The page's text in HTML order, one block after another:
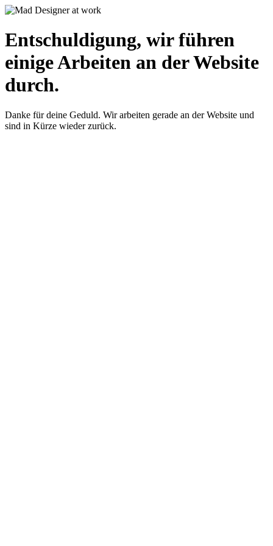
Entschuldigung, wir führen
einige Arbeiten an der Website
durch.
Danke für deine Geduld. Wir arbeiten gerade an der Website und
sind in Kürze wieder zurück.